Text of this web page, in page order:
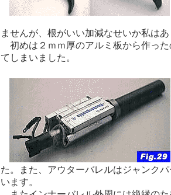
ませんが、根がいい加減なせいか私はあ
初めは２ｍｍ厚のアルミ板から作った
てしまいました。
た。また、アウターバレルはジャンク
います。